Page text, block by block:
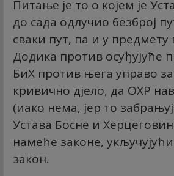
Питање је то о којем је
до сада одлучио безброј
сваки пут, па и у предмету
Додика против осуђујуће
БиХ против њега управо
кривично дјело, да ОХР
(иако нема, јер то
Устава Босне и
намеће законе,
закон.